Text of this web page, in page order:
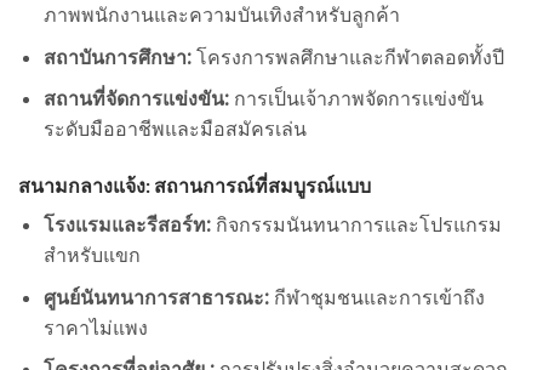
ภาพพนักงานและความบันเทิงสำหรับลูกค้า
สถาบันการศึกษา:โครงการพลศึกษาและกีฬาตลอดทั้งปี
สถานที่จัดการแข่งขัน:การเป็นเจ้าภาพจัดการแข่งขัน
ระดับมืออาชีพและมือสมัครเล่น
สนามกลางแจ้ง: สถานการณ์ที่สมบูรณ์แบบ
โรงแรมและรีสอร์ท:กิจกรรมนันทนาการและโปรแกรม
สำหรับแขก
ศูนย์นันทนาการสาธารณะ:กีฬาชุมชนและการเข้าถึง
ราคาไม่แพง